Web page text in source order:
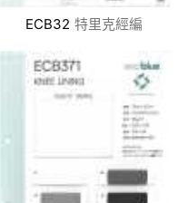
ECB32 特里克經編